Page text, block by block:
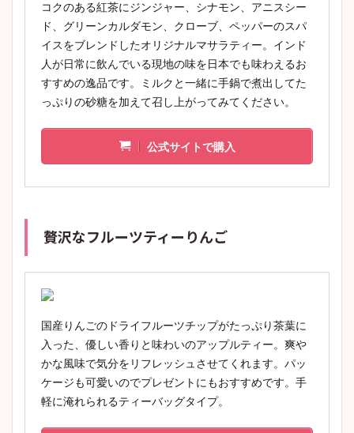
コクのある紅茶にジンジャー、シナモン、アニスシー
ド、グリーンカルダモン、クローブ、ペッパーのスパ
イスをブレンドしたオリジナルマサラティー。インド
人が日常に飲んでいる現地の味を日本でも味わえるお
すすめの逸品です。ミルクと一緒に手鍋で煮出してた
っぷりの砂糖を加えて召し上がってみてください。
公式サイトで購入
贅沢なフルーツティーりんご
国産りんごのドライフルーツチップがたっぷり茶葉に
入った、優しい香りと味わいのアップルティー。爽や
かな風味で気分をリフレッシュさせてくれます。パッ
ケージも可愛いのでプレゼントにもおすすめです。手
軽に淹れられるティーバッグタイプ。